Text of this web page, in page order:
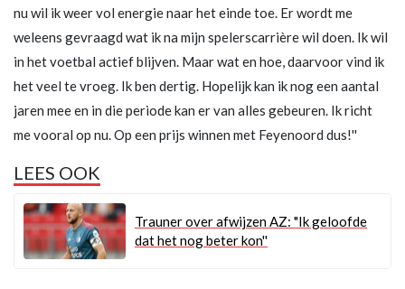
nu wil ik weer vol energie naar het einde toe. Er wordt me
weleens gevraagd wat ik na mijn spelerscarrière wil doen. Ik wil
in het voetbal actief blijven. Maar wat en hoe, daarvoor vind ik
het veel te vroeg. Ik ben dertig. Hopelijk kan ik nog een aantal
jaren mee en in die periode kan er van alles gebeuren. Ik richt
me vooral op nu. Op een prijs winnen met Feyenoord dus!''
LEES OOK
Trauner over afwijzen AZ: "Ik geloofde
dat het nog beter kon''